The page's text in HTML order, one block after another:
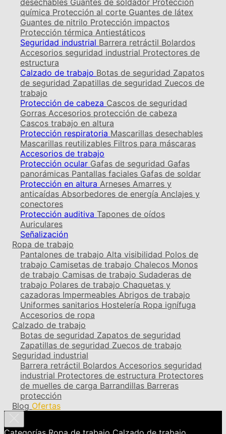
desechables Guantes de soldador Protección
química Protección al corte Guantes de látex
Guantes de nitrilo Protección impactos
Protección térmica Antiestáticos
Seguridad industrial Barrera retráctil Bolardos
Accesorios seguridad industrial Protectores de
estructura
Calzado de trabajo Botas de seguridad Zapatos
de seguridad Zapatillas de seguridad Zuecos de
trabajo
Protección de cabeza Cascos de seguridad
Gorras Accesorios protección de cabeza
Cascos trabajo en altura
Protección respiratoria Mascarillas desechables
Mascarillas reutilizables Filtros para máscaras
Accesorios de trabajo
Protección ocular Gafas de seguridad Gafas
panorámicas Pantallas faciales Gafas de soldar
Protección en altura Arneses Amarres y
anticaídas Absorbedores de energía Anclajes y
conectores
Protección auditiva Tapones de oídos
Auriculares
Señalización
Ropa de trabajo
Pantalones de trabajo Alta visibilidad Polos de
trabajo Camisetas de trabajo Chalecos Monos
de trabajo Camisas de trabajo Sudaderas de
trabajo Polares de trabajo Chaquetas y
cazadoras Impermeables Abrigos de trabajo
Uniformes sanitarios Hostelería Ropa ignífuga
Accesorios de ropa
Calzado de trabajo
Botas de seguridad Zapatos de seguridad
Zapatillas de seguridad Zuecos de trabajo
Seguridad industrial
Barrera retráctil Bolardos Accesorios seguridad
industrial Protectores de estructura Protectores
de muelles de carga Barrandillas Barreras
protección
Blog Ofertas